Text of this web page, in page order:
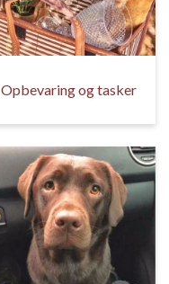
Opbevaring og tasker